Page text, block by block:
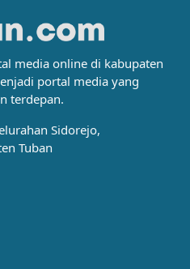
media online di kabupaten
portal media yang
terdepan.
Sidorejo,
Tuban